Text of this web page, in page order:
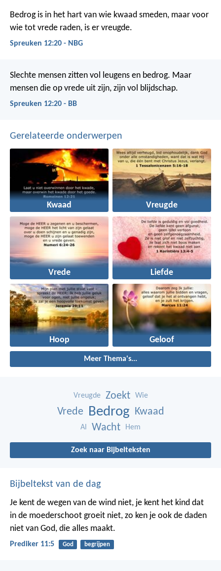
Bedrog is in het hart van wie kwaad smeden, maar voor
wie tot vrede raden, is er vreugde.
Spreuken 12:20 - NBG
Slechte mensen zitten vol leugens en bedrog. Maar
mensen die op vrede uit zijn, zijn vol blijdschap.
Spreuken 12:20 - BB
Gerelateerde onderwerpen
Kwaad Vreugde
Vrede Liefde
Hoop Geloof
Meer Thema's...
Vreugde Zoekt Wie
Vrede Bedrog Kwaad
Al Wacht Hem
Zoek naar Bijbelteksten
Bijbeltekst van de dag
Je kent de wegen van de wind niet, je kent het kind dat
in de moederschoot groeit niet, zo ken je ook de daden
niet van God, die alles maakt.
Prediker 11:5 God begrijpen